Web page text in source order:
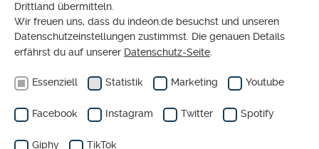
Drittland übermitteln.
Wir freuen uns, dass du indeon.de besuchst und unseren
Datenschutzeinstellungen zustimmst. Die genauen Details
erfährst du auf unserer Datenschutz-Seite
Essenziell Statistik Marketing Youtube
Facebook Instagram Twitter Spotify
Giphy TikTok